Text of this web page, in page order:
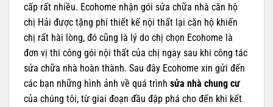
cấp rất nhiều. Ecohome nhận gói sửa chữa nhà căn hộ
chị Hải được tặng phí thiết kế nội thất lại căn hộ khiến
chị rất hài lòng, đó cũng là lý do chị chọn Ecohome là
đơn vị thi công gói nội thất của chị ngay sau khi công tác
sửa chữa nhà hoàn thành. Sau đây Ecohome xin gửi đến
các bạn những hình ảnh về quá trình sửa nhà chung cư
của chúng tôi, từ giai đoạn đầu đập phá cho đến khi kết